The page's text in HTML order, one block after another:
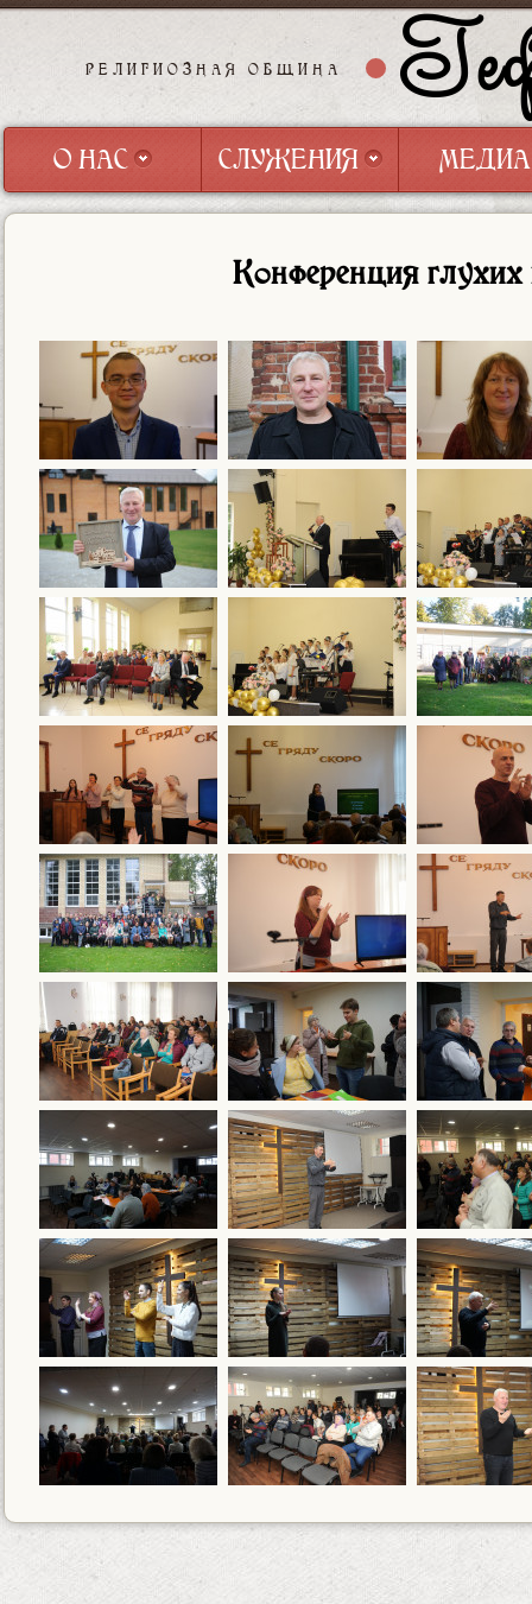
РЕЛИГИОЗНАЯ ОБЩИНА
О НАС
СЛУЖЕНИЯ
СЛУЖЕНИЯ
МЕДИА
МЕДИА
Конференция